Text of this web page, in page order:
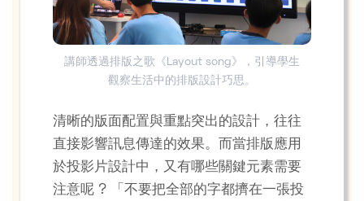
講師透過排版之歌《Layout song》，引導學生
觀察生活中的排版設計巧思。
清晰的版面配置與重點突出的設計，往往
直接影響訊息傳達的效果。而當排版應用
於投影片設計中，又有哪些關鍵元素需要
注意呢 ? 「不要把全部的字都擠在一張投